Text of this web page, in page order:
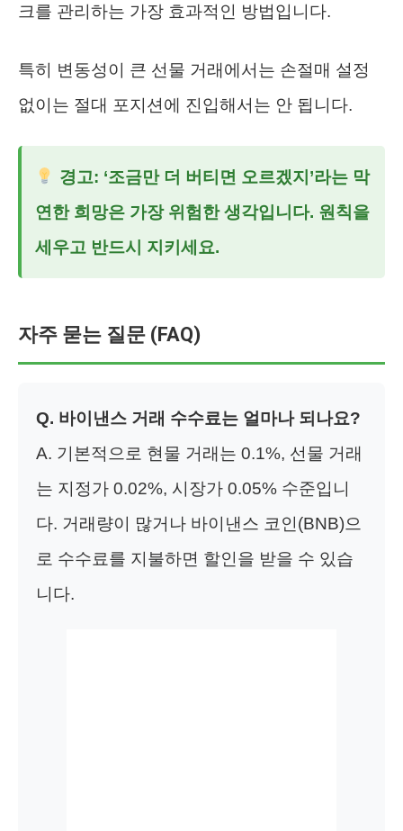
크를 관리하는 가장 효과적인 방법입니다.
특히 변동성이 큰 선물 거래에서는 손절매 설정
없이는 절대 포지션에 진입해서는 안 됩니다.
경고: ‘조금만 더 버티면 오르겠지’라는 막
연한 희망은 가장 위험한 생각입니다. 원칙을
세우고 반드시 지키세요.
자주 묻는 질문 (FAQ)
Q. 바이낸스 거래 수수료는 얼마나 되나요?
A. 기본적으로 현물 거래는 0.1%, 선물 거래
는 지정가 0.02%, 시장가 0.05% 수준입니
다. 거래량이 많거나 바이낸스 코인(BNB)으
로 수수료를 지불하면 할인을 받을 수 있습
니다.